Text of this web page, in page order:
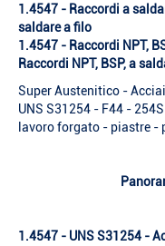
1.4547 - Raccordi a
saldare a filo
1.4547 - Raccordi NPT,
Raccordi NPT, BSP, a
Super Austenitico -
UNS S31254 - F44 -
lavoro forgato - piastre -
1.4547 - UNS S31254 -